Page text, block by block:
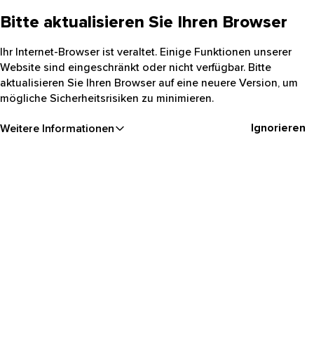
Bitte aktualisieren Sie Ihren Browser
Ihr Internet-Browser ist veraltet. Einige Funktionen unserer
Website sind eingeschränkt oder nicht verfügbar. Bitte
aktualisieren Sie Ihren Browser auf eine neuere Version, um
mögliche Sicherheitsrisiken zu minimieren.
Weitere Informationen Ignorieren